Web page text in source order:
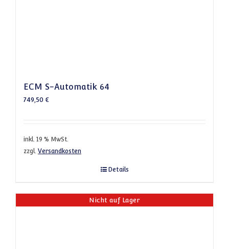
ECM S-Automatik 64
749,50 €
inkl. 19 % MwSt.
zzgl. Versandkosten
Details
Nicht auf Lager